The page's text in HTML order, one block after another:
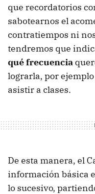
que recordatorios
sabotearnos el
contratiempos ni
tendremos que
qué frecuencia
lograrla, por
asistir a clases.
De esta manera, el
información básica
lo sucesivo,